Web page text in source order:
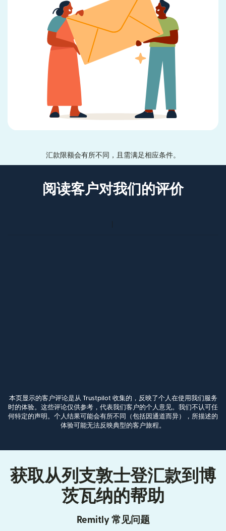
汇款限额会有所不同，且需满足相应条件。
阅读客户对我们的评价
本页显示的客户评论是从 Trustpilot 收集的，反映了个人在使用我们服务
时的体验。这些评论仅供参考，代表我们客户的个人意见。我们不认可任
何特定的声明。个人结果可能会有所不同（包括因通道而异），所描述的
体验可能无法反映典型的客户旅程。
获取从列支敦士登汇款到博
茨瓦纳的帮助
Remitly 常见问题